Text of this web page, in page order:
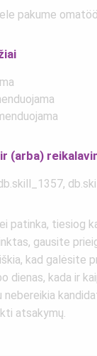
pakume
(arba)
patinka, tiesiog
gausite
kad galėsite
dienas, kada ir
nebereikia
atsakymų.